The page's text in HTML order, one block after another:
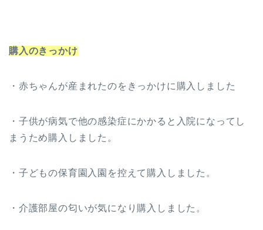
購入のきっかけ
・赤ちゃんが産まれたのをきっかけに購入しました
・子供が病気で他の感染症にかかると入院になってし
まうため購入しました。
・子どもの保育園入園を控えて購入しました。
・介護部屋の匂いが気になり購入しました。